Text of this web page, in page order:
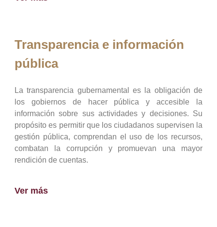
Transparencia e información
pública
La transparencia gubernamental es la obligación de
los gobiernos de hacer pública y accesible la
información sobre sus actividades y decisiones. Su
propósito es permitir que los ciudadanos supervisen la
gestión pública, comprendan el uso de los recursos,
combatan la corrupción y promuevan una mayor
rendición de cuentas.
Ver más